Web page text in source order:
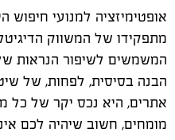
אופטימיזציה למנועי חיפוש
מתפקידו של המשווק
המשמשים לשיפור הנראות
הבנה בסיסית, לפחות, של
אתרים, היא נכס יקר של כל
מומחים, חשוב שיהיה לכם